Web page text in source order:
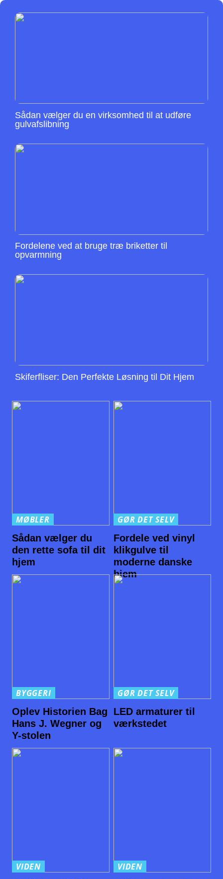
Sådan vælger du en virksomhed til at udføre
gulvafslibning
Fordelene ved at bruge træ briketter til
opvarmning
Skiferfliser: Den Perfekte Løsning til Dit Hjem
MØBLER
Sådan vælger du
den rette sofa til dit
hjem
GØR DET SELV
Fordele ved vinyl
klikgulve til
moderne danske
hjem
BYGGERI
Oplev Historien Bag
Hans J. Wegner og
Y-stolen
GØR DET SELV
LED armaturer til
værkstedet
VIDEN
VIDEN